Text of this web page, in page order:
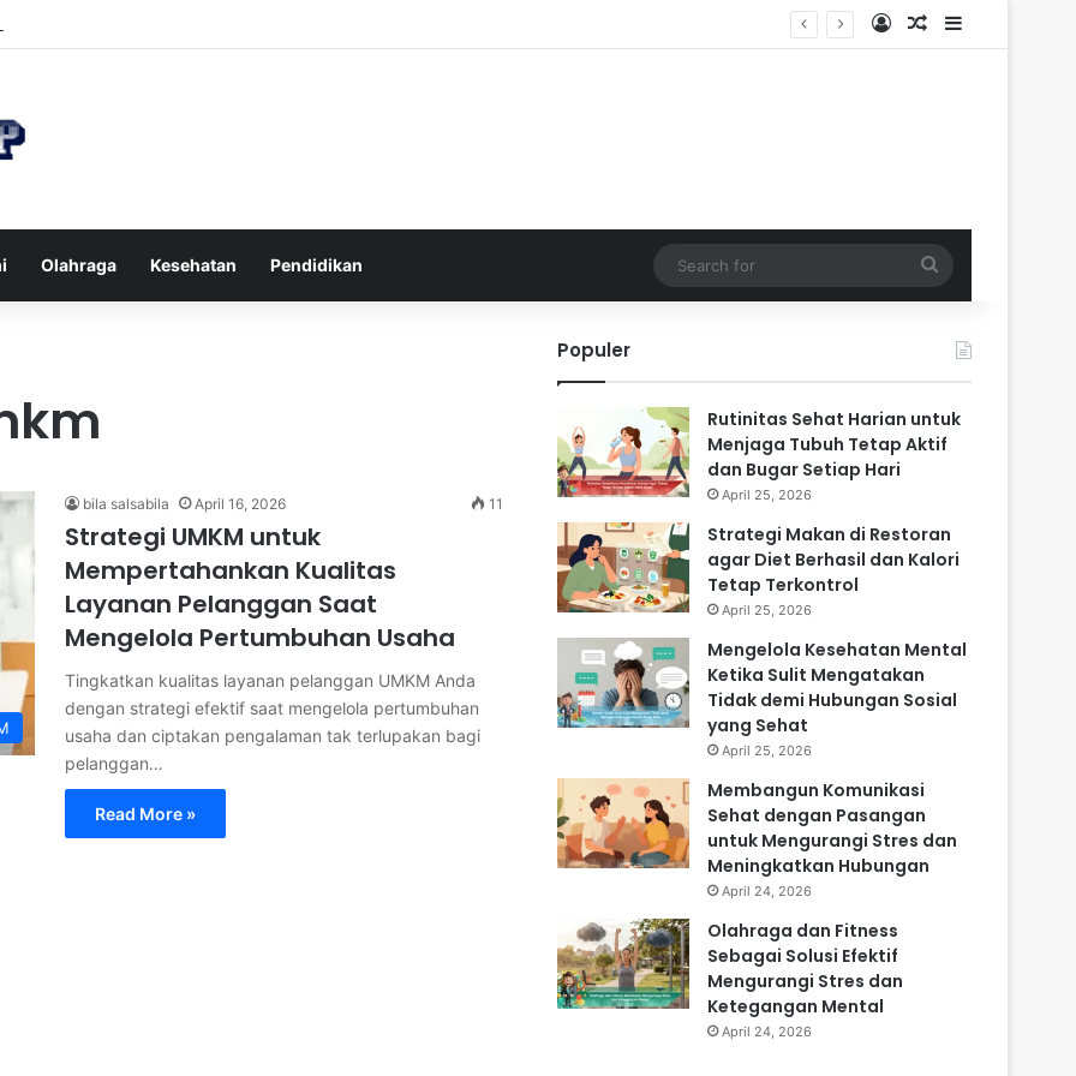
Log InRandom Article
Sidebar
Olahraga Kesehatan Pendidikan
for
bila salsabila April 16, 2026 11
Strategi UMKM untuk
Mempertahankan Kualitas
Layanan Pelanggan Saat
Mengelola Pertumbuhan Usaha
Tingkatkan kualitas layanan pelanggan UMKM Anda
dengan strategi efektif saat mengelola pertumbuhan
usaha dan ciptakan pengalaman tak terlupakan bagi
pelanggan…
Read More »
Populer
Rutinitas Sehat Harian untuk
Menjaga Tubuh Tetap Aktif
dan Bugar Setiap Hari
April 25, 2026
Strategi Makan di Restoran
agar Diet Berhasil dan Kalori
Tetap Terkontrol
April 25, 2026
Mengelola Kesehatan Mental
Ketika Sulit Mengatakan
Tidak demi Hubungan Sosial
yang Sehat
April 25, 2026
Membangun Komunikasi
Sehat dengan Pasangan
untuk Mengurangi Stres dan
Meningkatkan Hubungan
April 24, 2026
Olahraga dan Fitness
Sebagai Solusi Efektif
Mengurangi Stres dan
Ketegangan Mental
April 24, 2026